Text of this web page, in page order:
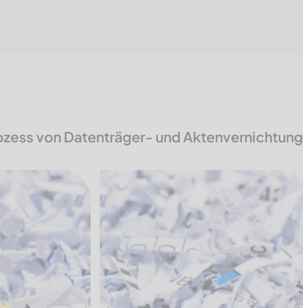
von Datenträger- und Aktenvernichtung